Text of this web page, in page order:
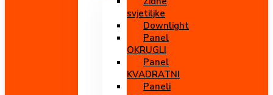
svjetiljke
Downlight
Panel
OKRUGLI
Panel
KVADRATNI
Paneli